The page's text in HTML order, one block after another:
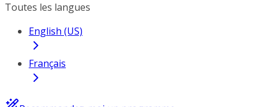
Toutes les langues
English (US)
Français